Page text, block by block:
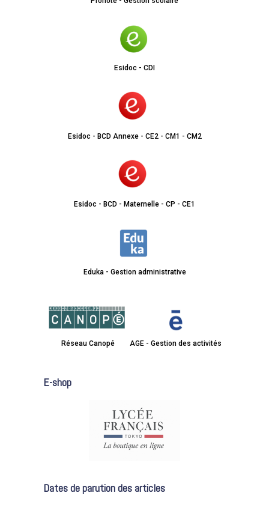
Esidoc - CDI
Esidoc - BCD Annexe - CE2 - CM1 - CM2
Esidoc - BCD - Maternelle - CP - CE1
Eduka - Gestion administrative
Réseau Canopé AGE - Gestion des activités
E-shop
Dates de parution des articles